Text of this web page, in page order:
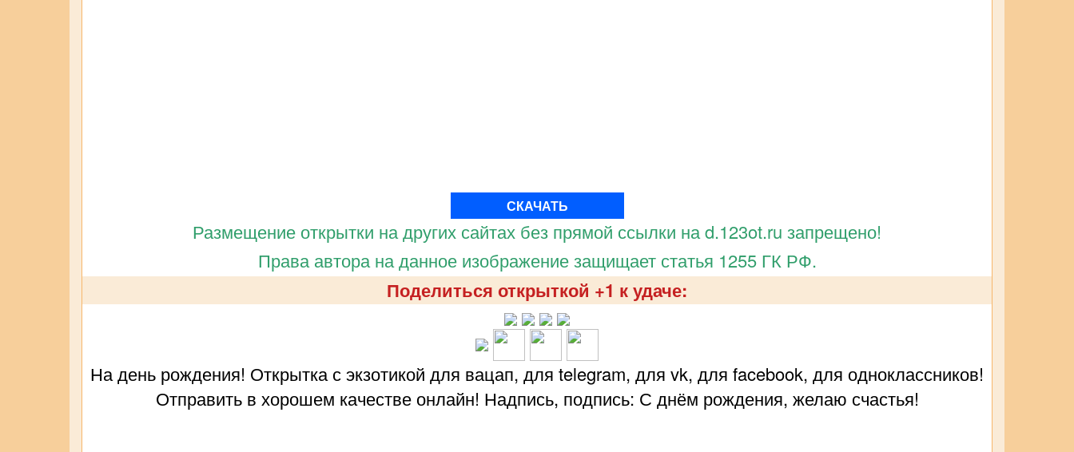
СКАЧАТЬ
Размещение открытки на других сайтах без прямой ссылки на d.123ot.ru запрещено!
Права автора на данное изображение защищает статья 1255 ГК РФ.
Поделиться открыткой +1 к удаче:
На день рождения! Открытка с экзотикой для вацап, для telegram, для vk, для facebook, для одноклассников!
Отправить в хорошем качестве онлайн! Надпись, подпись: С днём рождения, желаю счастья!